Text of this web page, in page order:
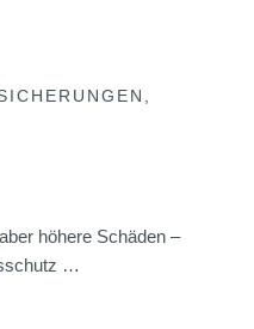
höhere Schäden –
…